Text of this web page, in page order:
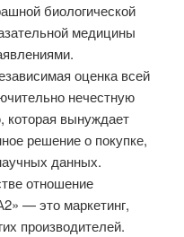
биологической
медицины
оценка всей
нечестную
которая вынуждает
решение о покупке,
данных.
отношение
— это маркетинг,
производителей.